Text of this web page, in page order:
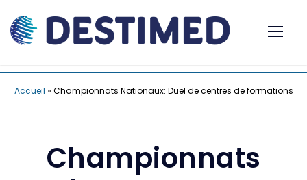
Accueil » Championnats Nationaux: Duel de centres de formations
Championnats